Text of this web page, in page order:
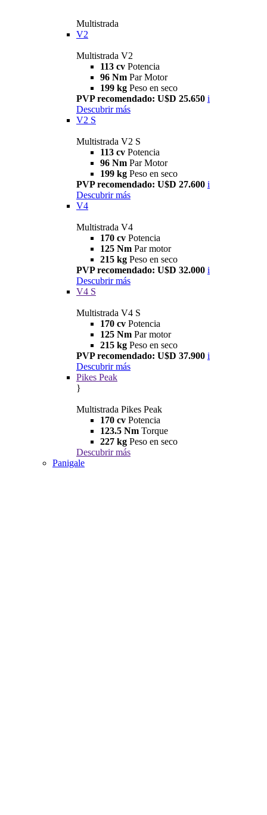
Multistrada
V2
Multistrada V2
113 cv Potencia
96 Nm Par Motor
199 kg Peso en seco
PVP recomendado: U$D 25.650 i
Descubrir más
V2 S
Multistrada V2 S
113 cv Potencia
96 Nm Par Motor
199 kg Peso en seco
PVP recomendado: U$D 27.600 i
Descubrir más
V4
Multistrada V4
170 cv Potencia
125 Nm Par motor
215 kg Peso en seco
PVP recomendado: U$D 32.000 i
Descubrir más
V4 S
Multistrada V4 S
170 cv Potencia
125 Nm Par motor
215 kg Peso en seco
PVP recomendado: U$D 37.900 i
Descubrir más
Pikes Peak
}
Multistrada Pikes Peak
170 cv Potencia
123.5 Nm Torque
227 kg Peso en seco
Descubrir más
Panigale